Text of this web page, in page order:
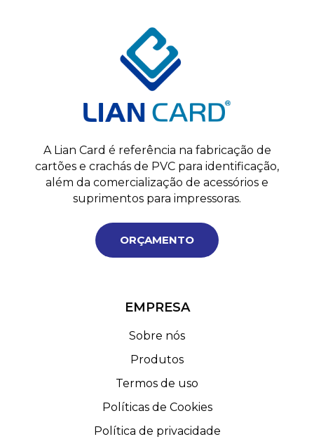
A Lian Card é referência na fabricação de
cartões e crachás de PVC para identificação,
além da comercialização de acessórios e
suprimentos para impressoras.
ORÇAMENTO
EMPRESA
Sobre nós
Produtos
Termos de uso
Políticas de Cookies
Política de privacidade